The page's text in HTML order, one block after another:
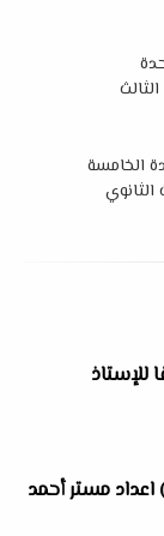
الخامسة
للإستاذ
اعداد مستر أحمد